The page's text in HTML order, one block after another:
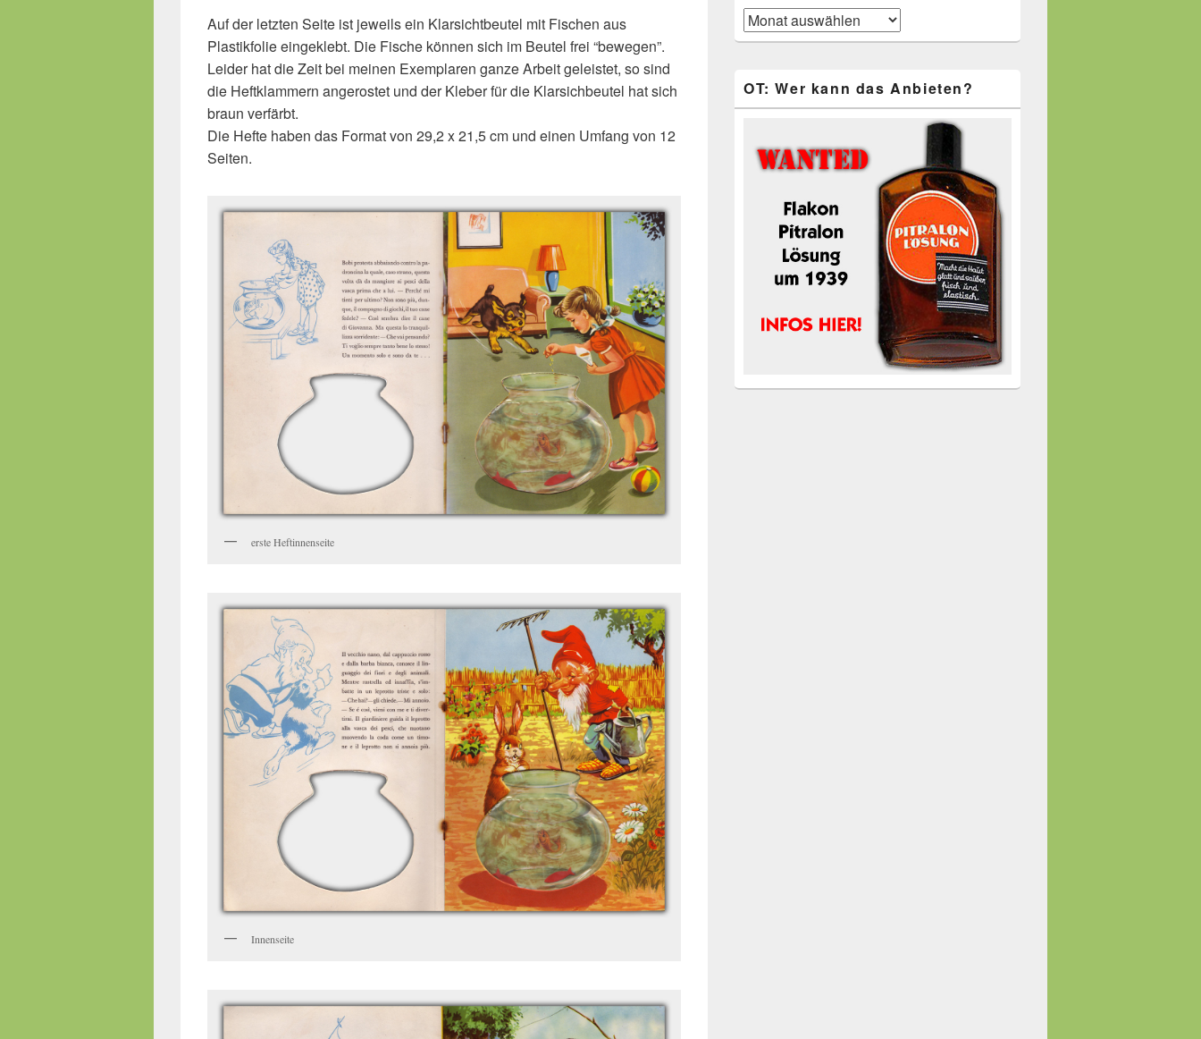
Auf der letzten Seite ist jeweils ein Klarsichtbeutel mit Fischen aus
Plastikfolie eingeklebt. Die Fische können sich im Beutel frei “bewegen”.
Leider hat die Zeit bei meinen Exemplaren ganze Arbeit geleistet, so sind
die Heftklammern angerostet und der Kleber für die Klarsichbeutel hat sich
braun verfärbt.
Die Hefte haben das Format von 29,2 x 21,5 cm und einen Umfang von 12
Seiten.
erste Heftinnenseite
Innenseite
Blog-
Beiträge
OT: Wer kann das Anbieten?